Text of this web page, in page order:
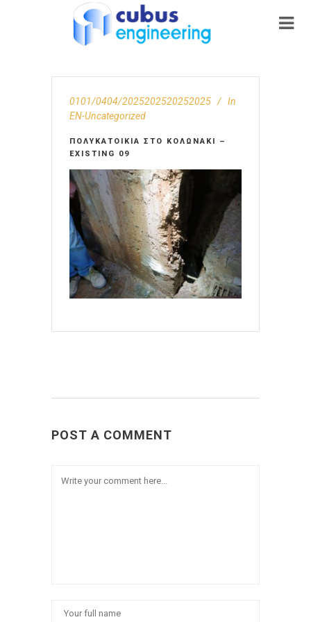
0101/0404/2025202520252025
In
EN-Uncategorized
ΠΟΛΥΚΑΤΟΙΚΊΑ ΣΤΟ ΚΟΛΩΝΆΚΙ –
EXISTING 09
POST A COMMENT